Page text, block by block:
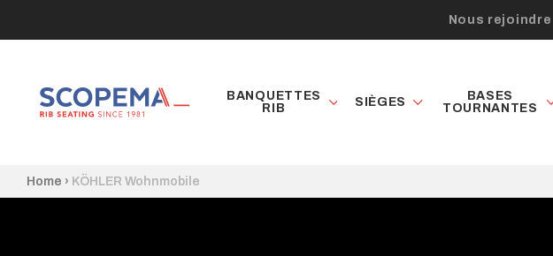
Nous rejoindre
BANQUETTES
RIB
SIÈGES
BASES
TOURNANTES
Home › KÖHLER Wohnmobile